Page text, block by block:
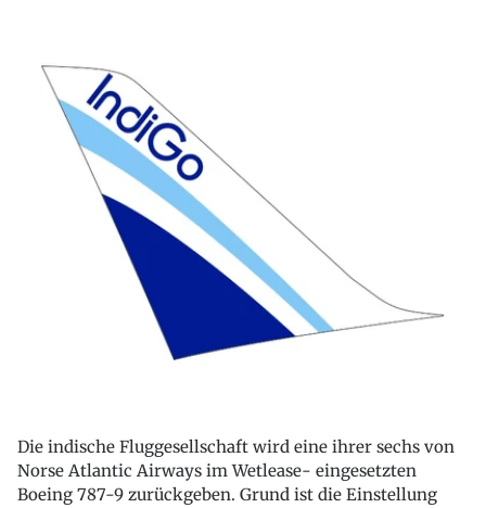
Die indische Fluggesellschaft wird eine ihrer sechs von
Norse Atlantic Airways im Wetlease- eingesetzten
Boeing 787-9 zurückgeben. Grund ist die Einstellung